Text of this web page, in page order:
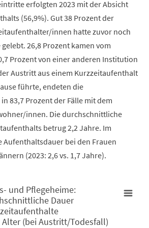
erfolgten 2023 mit der Absicht
(56,9%). Gut 38 Prozent der
innen hatte zuvor noch
26,8 Prozent kamen vom
Prozent von einer anderen Institution
Austritt aus einem Kurzzeitaufenthalt
führte, endeten die
83,7 Prozent der Fälle mit dem
innen. Die durchschnittliche
betrug 2,2 Jahre. Im
Aufenthaltsdauer bei den Frauen
(2023: 2,6 vs. 1,7 Jahre).
Durchschnittliche Dauer
und Pflegeheime:
Dauer
Alter (bei Austritt/Todesfall)